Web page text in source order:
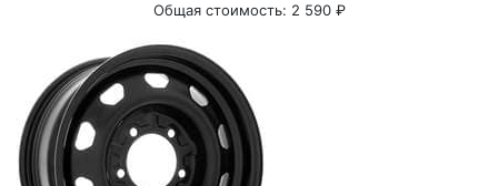
Общая стоимость: 2 590 ₽